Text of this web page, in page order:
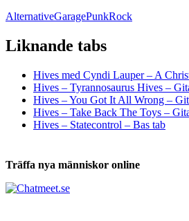
AlternativeGaragePunkRock
Liknande tabs
Hives med Cyndi Lauper – A
Hives – Tyrannosaurus Hives –
Hives – You Got It All Wrong –
Hives – Take Back The Toys –
Hives – Statecontrol – Bas tab
Träffa nya människor online